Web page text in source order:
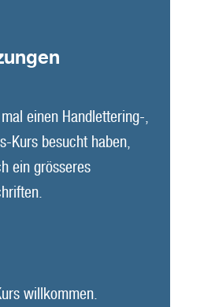
einen Handlettering-,
Kurs besucht haben,
ein grösseres
willkommen.